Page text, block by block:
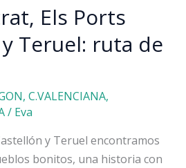
Els Ports
Teruel: ruta de
, C.VALENCIANA,
/ Eva
y Teruel encontramos
bonitos, una historia con